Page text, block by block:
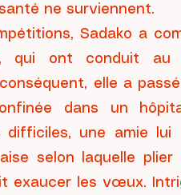
ne surviennent.
Sadako a
qui ont conduit au
conséquent, elle a
dans un
difficiles, une amie lui
selon laquelle
exaucer les vœux.